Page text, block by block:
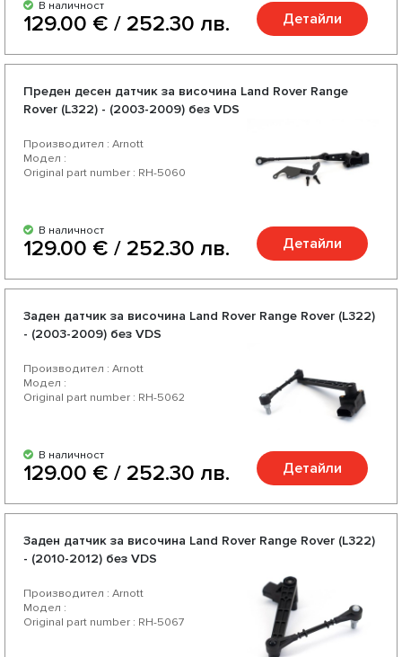
В наличност
129.00 € / 252.30 лв. Детайли
Преден десен датчик за височина Land Rover Range
Rover (L322) - (2003-2009) без VDS
Производител : Arnott
Модел :
Original part number : RH-5060
В наличност
129.00 € / 252.30 лв. Детайли
Заден датчик за височина Land Rover Range Rover (L322)
- (2003-2009) без VDS
Производител : Arnott
Модел :
Original part number : RH-5062
В наличност
129.00 € / 252.30 лв. Детайли
Заден датчик за височина Land Rover Range Rover (L322)
- (2010-2012) без VDS
Производител : Arnott
Модел :
Original part number : RH-5067